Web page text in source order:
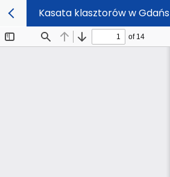
Kasata klasztorów w